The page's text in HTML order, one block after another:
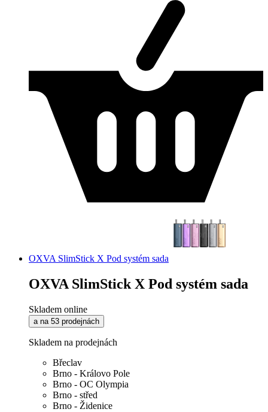
OXVA SlimStick X Pod systém sada
OXVA SlimStick X Pod systém sada
Skladem online
a na 53 prodejnách
Skladem na prodejnách
Břeclav
Brno - Královo Pole
Brno - OC Olympia
Brno - střed
Brno - Židenice